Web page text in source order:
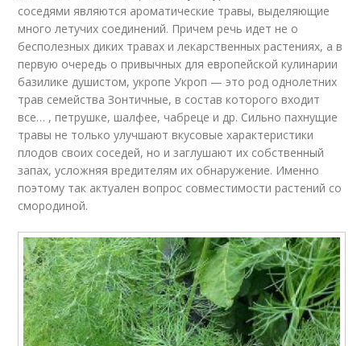
соседями являются ароматические травы, выделяющие
много летучих соединений. Причем речь идет не о
бесполезных диких травах и лекарственных растениях, а в
первую очередь о привычных для европейской кулинарии
базилике душистом, укропе Укроп — это род однолетних
трав семейства Зонтичные, в состав которого входит
все… , петрушке, шалфее, чабреце и др. Сильно пахнущие
травы не только улучшают вкусовые характеристики
плодов своих соседей, но и заглушают их собственный
запах, усложняя вредителям их обнаружение. Именно
поэтому так актуален вопрос совместимости растений со
смородиной.